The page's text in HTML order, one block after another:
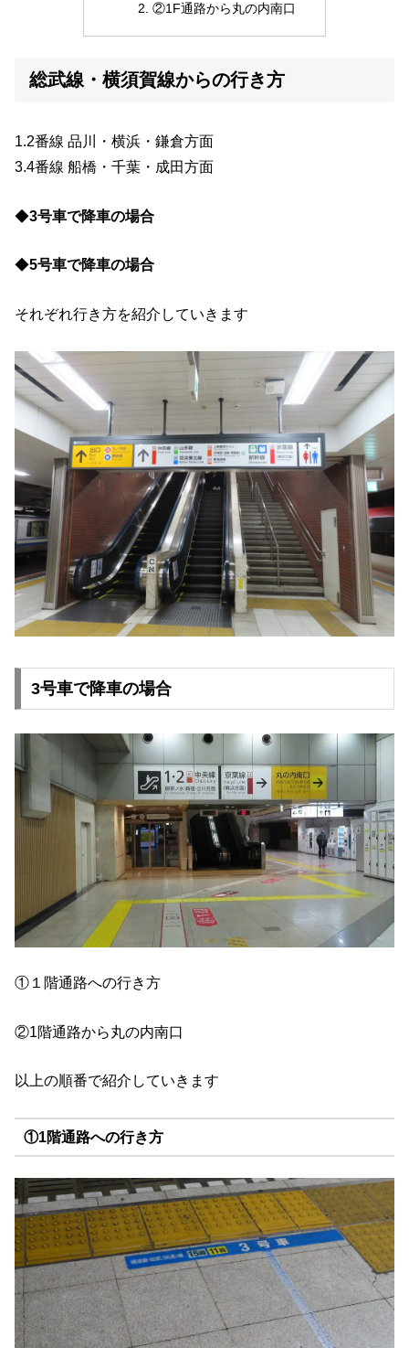
②1F通路から丸の内南口
総武線・横須賀線からの行き方
1.2番線 品川・横浜・鎌倉方面
3.4番線 船橋・千葉・成田方面
◆3号車で降車の場合
◆5号車で降車の場合
それぞれ行き方を紹介していきます
3号車で降車の場合
①１階通路への行き方
②1階通路から丸の内南口
以上の順番で紹介していきます
①1階通路への行き方